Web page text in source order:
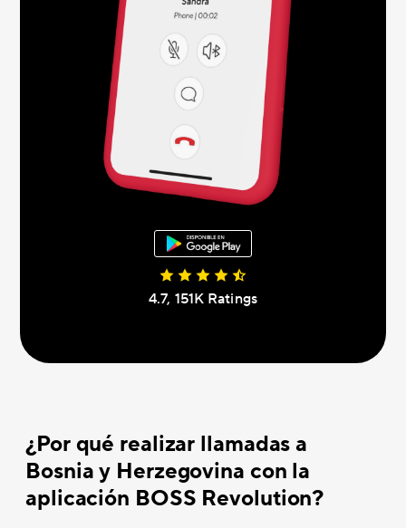
4.7, 151K Ratings
¿Por qué realizar llamadas a
Bosnia y Herzegovina con la
aplicación BOSS Revolution?